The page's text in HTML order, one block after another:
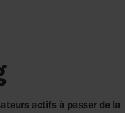
actifs à passer de la